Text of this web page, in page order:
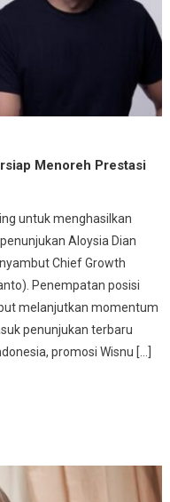
Menoreh Prestasi
untuk menghasilkan
Aloysia Dian
Chief Growth
Penempatan posisi
melanjutkan momentum
penunjukan terbaru
promosi Wisnu […]